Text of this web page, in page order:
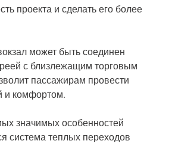
проекта и сделать его более
может быть соединен
с близлежащим торговым
пассажирам провести
и комфортом.
значимых особенностей
система теплых переходов